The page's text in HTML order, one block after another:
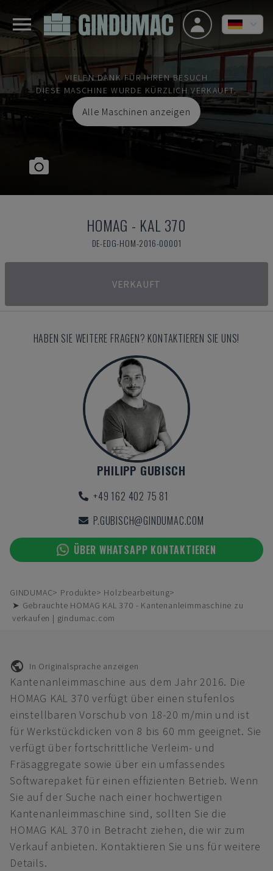
VIELEN DANK FÜR IHREN BESUCH
DIESE MASCHINE WURDE KÜRZLICH VERKAUFT.
Alle Maschinen anzeigen
HOMAG - KAL 370
DE-EDG-HOM-2016-00001
VERKAUFT
HABEN SIE WEITERE FRAGEN? KONTAKTIEREN SIE UNS!
PHILIPP GUBISCH
+49 162 402 75 81
P.GUBISCH@GINDUMAC.COM
ÜBER WHATSAPP KONTAKTIEREN
GINDUMAC Produkte
Holzbearbeitung
➤ Gebrauchte HOMAG KAL 370 - Kantenanleimmaschine zu
verkaufen | gindumac.com
In Originalsprache anzeigen
Kantenanleimmaschine aus dem Jahr 2016. Die
HOMAG KAL 370 verfügt über einen stufenlos
einstellbaren Vorschub von 18-20 m/min und ist
für Werkstückdicken von 8 bis 60 mm geeignet. Sie
verfügt über fortschrittliche Verleim- und
Fräsaggregate sowie über ein umfassendes
Softwarepaket für einen effizienten Betrieb. Wenn
Sie auf der Suche nach einer hochwertigen
Kantenanleimmaschine sind, sollten Sie die
HOMAG KAL 370 in Betracht ziehen, die wir zum
Verkauf anbieten. Kontaktieren Sie uns für weitere
Details.